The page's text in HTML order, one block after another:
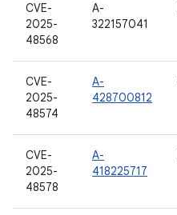
CVE-
2025-
48568
A-
322157041
CVE-
2025-
48574
A-
428700812
CVE-
2025-
48578
A-
418225717